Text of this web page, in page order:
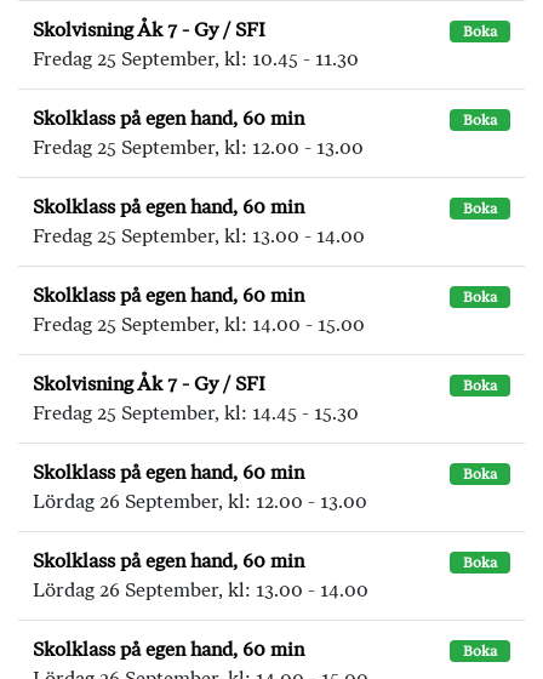
Skolvisning Åk 7 - Gy / SFI Boka
Fredag 25 September, kl: 10.45 - 11.30
Skolklass på egen hand, 60 min Boka
Fredag 25 September, kl: 12.00 - 13.00
Skolklass på egen hand, 60 min Boka
Fredag 25 September, kl: 13.00 - 14.00
Skolklass på egen hand, 60 min Boka
Fredag 25 September, kl: 14.00 - 15.00
Skolvisning Åk 7 - Gy / SFI Boka
Fredag 25 September, kl: 14.45 - 15.30
Skolklass på egen hand, 60 min Boka
Lördag 26 September, kl: 12.00 - 13.00
Skolklass på egen hand, 60 min Boka
Lördag 26 September, kl: 13.00 - 14.00
Skolklass på egen hand, 60 min Boka